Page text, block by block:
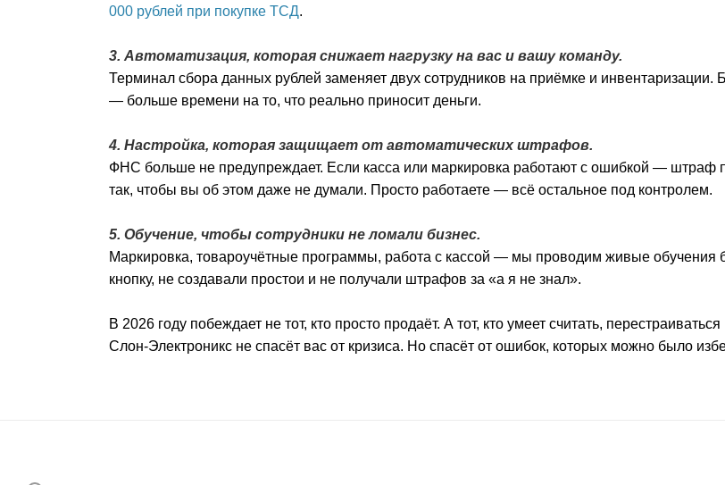
000 рублей при покупке ТСД.
3. Автоматизация, которая снижает нагрузку на вас и вашу команду.
Терминал сбора данных рублей заменяет двух сотрудников на приёмке и
— больше времени на то, что реально приносит деньги.
4. Настройка, которая защищает от автоматических штрафов.
ФНС больше не предупреждает. Если касса или маркировка работают с ошибкой — штраф
так, чтобы вы об этом даже не думали. Просто работаете — всё остальное под контролем.
5. Обучение, чтобы сотрудники не ломали бизнес.
Маркировка, товароучётные программы, работа с кассой — мы проводим живые
кнопку, не создавали простои и не получали штрафов за «а я не знал».
В 2026 году побеждает не тот, кто просто продаёт. А тот, кто умеет считать,
Слон-Электроникс не спасёт вас от кризиса. Но спасёт от ошибок, которых можно было